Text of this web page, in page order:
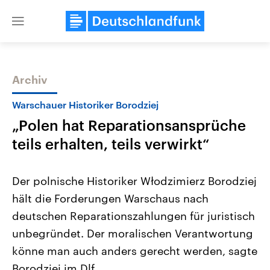
Close
Themen
Landtagswahl Sachsen-Anhalt
2026
Alle Informationen
Sachsen-Anhalt wählt am 6.
September 2026 einen neuen
Landtag. Seit 2021 wird das
Bundesland von einer Koalition aus
Aktuelle Beiträge,
Hintergründe
Wirtschaftlich und
gehören die Vereinigten
den mächtigsten Ländern
Archiv
Warschauer Historiker Borodziej
„Polen hat Reparationsansprüche
teils erhalten, teils verwirkt“
Der polnische Historiker Włodzimierz Borodziej
hält die Forderungen Warschaus nach
deutschen Reparationszahlungen für juristisch
unbegründet. Der moralischen Verantwortung
könne man auch anders gerecht werden, sagte